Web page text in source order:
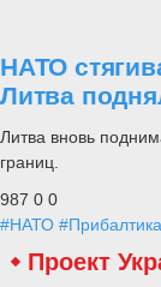
НАТО
Литва
Литва вновь
границ.
987 0 0
#НАТО #Прибалтика
Проект